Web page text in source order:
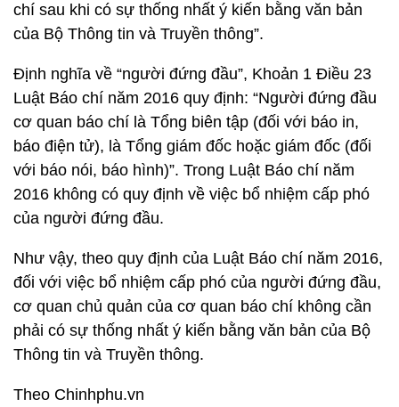
chí sau khi có sự thống nhất ý kiến bằng văn bản
của Bộ Thông tin và Truyền thông”.
Định nghĩa về “người đứng đầu”, Khoản 1 Điều 23
Luật Báo chí năm 2016 quy định: “Người đứng đầu
cơ quan báo chí là Tổng biên tập (đối với báo in,
báo điện tử), là Tổng giám đốc hoặc giám đốc (đối
với báo nói, báo hình)”. Trong Luật Báo chí năm
2016 không có quy định về việc bổ nhiệm cấp phó
của người đứng đầu.
Như vậy, theo quy định của Luật Báo chí năm 2016,
đối với việc bổ nhiệm cấp phó của người đứng đầu,
cơ quan chủ quản của cơ quan báo chí không cần
phải có sự thống nhất ý kiến bằng văn bản của Bộ
Thông tin và Truyền thông.
Theo Chinhphu.vn